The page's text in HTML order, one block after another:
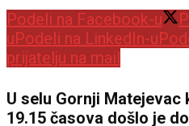
Podeli na Facebook-u
u Podeli na LinkedIn-u
prijatelju na mail
U selu Gornji Matejevac
19.15 časova došlo je